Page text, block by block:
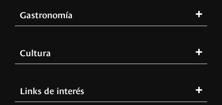
Gastronomía
Cultura
Links de interés